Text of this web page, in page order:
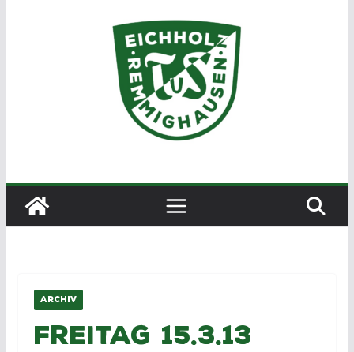
ARCHIV
Freitag 15.3.13